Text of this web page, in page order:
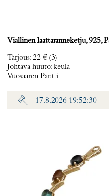
Viallinen laattaranneketju, 925,
Tarjous:22 € (3)
Johtava huuto:keula
Vuosaaren Pantti
17.8.2026 19:52:30